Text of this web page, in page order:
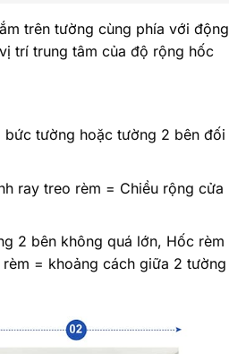
trên tường cùng phía với động
trí trung tâm của độ rộng hốc
tường hoặc tường 2 bên đối
ray treo rèm = Chiều rộng cửa
2 bên không quá lớn, Hốc rèm
= khoảng cách giữa 2 tường